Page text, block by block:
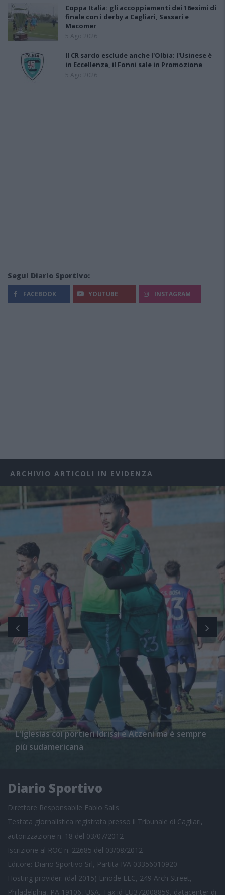
Coppa Italia: gli accoppiamenti dei 16esimi di
finale con i derby a Cagliari, Sassari e
Macomer
5 Ago 2026
Il CR sardo esclude anche l'Olbia: l'Usinese è
in Eccellenza, il Fonni sale in Promozione
5 Ago 2026
Segui Diario Sportivo:
FACEBOOK YOUTUBE INSTAGRAM
ARCHIVIO ARTICOLI IN EVIDENZA
L'Iglesias coi portieri Idrissi e Atzeni ma è sempre
più sudamericana
Diario Sportivo
Direttore Responsabile Fabio Salis
Testata giornalistica registrata presso il Tribunale di Cagliari,
autorizzazione n. 18 del 03/07/2012
Iscrizione al ROC n. 22685 del 03/08/2012
Editore: Diario Sportivo Srl, Partita IVA 03356010920
Hosting provider: (dal 2015) Linode LLC, 249 Arch Street,
Philadelphia, PA 19106, USA, Tax id EU372008859, datacenter di